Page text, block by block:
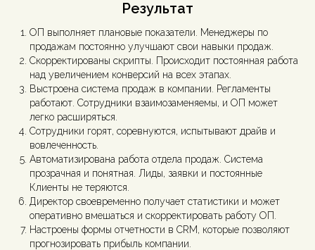
Результат
ОП выполняет плановые показатели. Менеджеры по
продажам постоянно улучшают свои навыки продаж.
Скорректированы скрипты. Происходит постоянная работа
над увеличением конверсий на всех этапах.
Выстроена система продаж в компании. Регламенты
работают. Сотрудники взаимозаменяемы, и ОП может
легко расширяться.
Сотрудники горят, соревнуются, испытывают драйв и
вовлеченность.
Автоматизирована работа отдела продаж. Система
прозрачная и понятная. Лиды, заявки и постоянные
Клиенты не теряются.
Директор своевременно получает статистики и может
оперативно вмешаться и скорректировать работу ОП.
Настроены формы отчетности в CRM, которые позволяют
прогнозировать прибыль компании.